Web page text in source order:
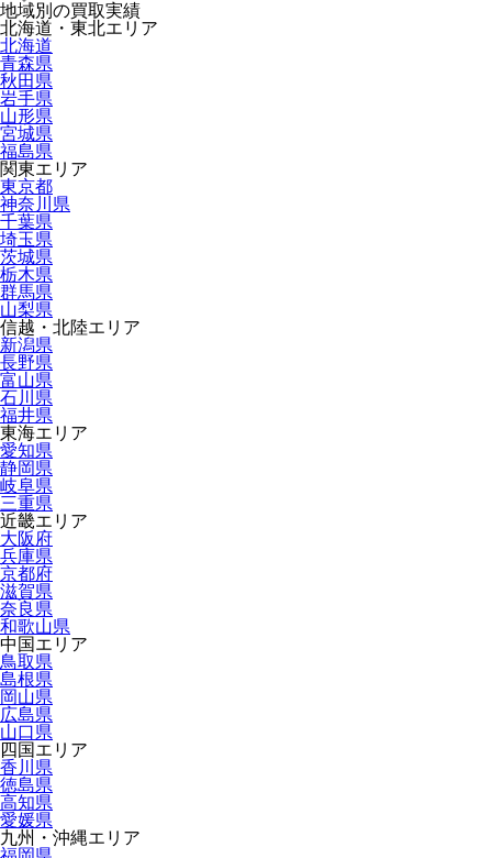
地域別の買取実績
北海道・東北エリア
北海道
青森県
秋田県
岩手県
山形県
宮城県
福島県
関東エリア
東京都
神奈川県
千葉県
埼玉県
茨城県
栃木県
群馬県
山梨県
信越・北陸エリア
新潟県
長野県
富山県
石川県
福井県
東海エリア
愛知県
静岡県
岐阜県
三重県
近畿エリア
大阪府
兵庫県
京都府
滋賀県
奈良県
和歌山県
中国エリア
鳥取県
島根県
岡山県
広島県
山口県
四国エリア
香川県
徳島県
高知県
愛媛県
九州・沖縄エリア